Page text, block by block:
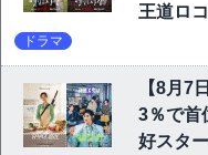
王道ロ
ドラマ
【8月7
3％で首
好スタ